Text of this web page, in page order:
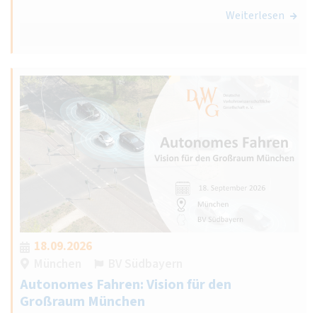
Weiterlesen
18.09.2026
Autonomes Fahren: Vision für den
Großraum München